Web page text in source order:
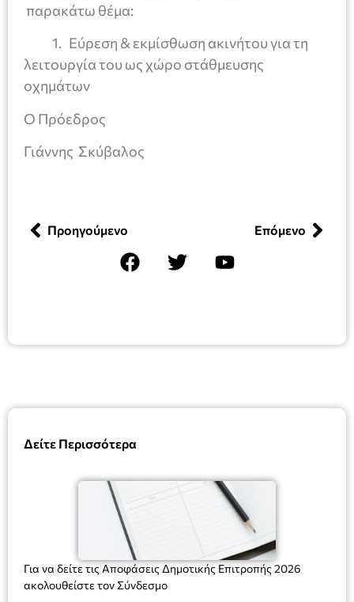
Δείτε Περισσότερα
Για να δείτε τις Αποφάσεις Δημοτικής Επιτροπής 2026
ακολουθείστε τον Σύνδεσμο
παρακάτω θέμα:
1. Εύρεση & εκμίσθωση ακινήτου για τη
λειτουργία του ως χώρο στάθμευσης
οχημάτων
Ο Πρόεδρος
Γιάννης Σκύβαλος
Προηγούμενο Επόμενο